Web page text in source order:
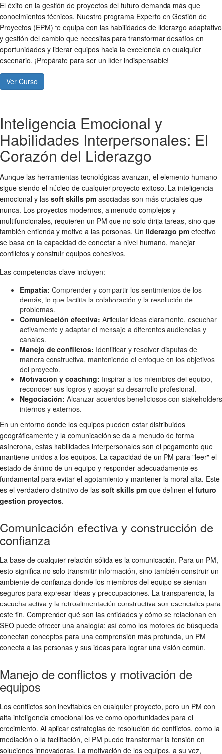
El éxito en la gestión de proyectos del futuro demanda más que
conocimientos técnicos. Nuestro programa Experto en Gestión de
Proyectos (EPM) te equipa con las habilidades de liderazgo adaptativo
y gestión del cambio que necesitas para transformar desafíos en
oportunidades y liderar equipos hacia la excelencia en cualquier
escenario. ¡Prepárate para ser un líder indispensable!
Ver Curso
Inteligencia Emocional y
Habilidades Interpersonales: El
Corazón del Liderazgo
Aunque las herramientas tecnológicas avanzan, el elemento humano
sigue siendo el núcleo de cualquier proyecto exitoso. La inteligencia
emocional y las soft skills pm asociadas son más cruciales que
nunca. Los proyectos modernos, a menudo complejos y
multifuncionales, requieren un PM que no solo dirija tareas, sino que
también entienda y motive a las personas. Un liderazgo pm efectivo
se basa en la capacidad de conectar a nivel humano, manejar
conflictos y construir equipos cohesivos.
Las competencias clave incluyen:
Empatía: Comprender y compartir los sentimientos de los
demás, lo que facilita la colaboración y la resolución de
problemas.
Comunicación efectiva: Articular ideas claramente, escuchar
activamente y adaptar el mensaje a diferentes audiencias y
canales.
Manejo de conflictos: Identificar y resolver disputas de
manera constructiva, manteniendo el enfoque en los objetivos
del proyecto.
Motivación y coaching: Inspirar a los miembros del equipo,
reconocer sus logros y apoyar su desarrollo profesional.
Negociación: Alcanzar acuerdos beneficiosos con stakeholders
internos y externos.
En un entorno donde los equipos pueden estar distribuidos
geográficamente y la comunicación se da a menudo de forma
asíncrona, estas habilidades interpersonales son el pegamento que
mantiene unidos a los equipos. La capacidad de un PM para "leer" el
estado de ánimo de un equipo y responder adecuadamente es
fundamental para evitar el agotamiento y mantener la moral alta. Este
es el verdadero distintivo de las soft skills pm que definen el futuro
gestion proyectos.
Comunicación efectiva y construcción de
confianza
La base de cualquier relación sólida es la comunicación. Para un PM,
esto significa no solo transmitir información, sino también construir un
ambiente de confianza donde los miembros del equipo se sientan
seguros para expresar ideas y preocupaciones. La transparencia, la
escucha activa y la retroalimentación constructiva son esenciales para
este fin. Comprender qué son las entidades y cómo se relacionan en
SEO puede ofrecer una analogía: así como los motores de búsqueda
conectan conceptos para una comprensión más profunda, un PM
conecta a las personas y sus ideas para lograr una visión común.
Manejo de conflictos y motivación de
equipos
Los conflictos son inevitables en cualquier proyecto, pero un PM con
alta inteligencia emocional los ve como oportunidades para el
crecimiento. Al aplicar estrategias de resolución de conflictos, como la
mediación o la facilitación, el PM puede transformar la tensión en
soluciones innovadoras. La motivación de los equipos, a su vez,